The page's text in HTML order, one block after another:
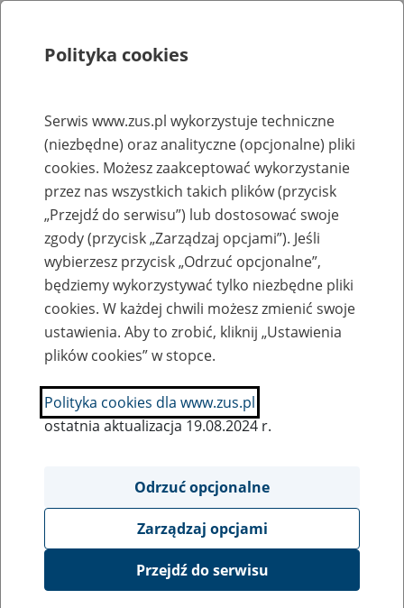
Rejestry, ewidencje i archiwa
Baza zlikwidowanych lub
przekształconych zakładów pracy
Nazwa zakładu pracy:
SZUKAJ
Ukryj wszystkie pozycje bazy
Społeczny Komitet Radiofonizacji
Polityka cookies
Serwis www.zus.pl wykorzystuje techniczne
(niezbędne) oraz analityczne (opcjonalne) pliki
cookies. Możesz zaakceptować wykorzystanie
przez nas wszystkich takich plików (przycisk
„Przejdź do serwisu”) lub dostosować swoje
zgody (przycisk „Zarządzaj opcjami”). Jeśli
wybierzesz przycisk „Odrzuć opcjonalne”,
będziemy wykorzystywać tylko niezbędne pliki
cookies. W każdej chwili możesz zmienić swoje
ustawienia. Aby to zrobić, kliknij „Ustawienia
plików cookies” w stopce.
Polityka cookies dla www.zus.pl
ostatnia aktualizacja 19.08.2024 r.
Odrzuć opcjonalne
Zarządzaj opcjami
Przejdź do serwisu